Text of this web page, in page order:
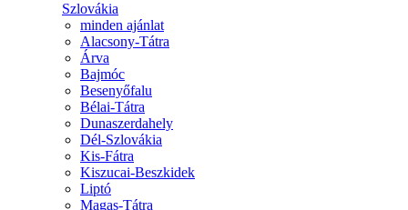
Szlovákia
minden ajánlat
Alacsony-Tátra
Árva
Bajmóc
Besenyőfalu
Bélai-Tátra
Dunaszerdahely
Dél-Szlovákia
Kis-Fátra
Kiszucai-Beszkidek
Liptó
Magas-Tátra